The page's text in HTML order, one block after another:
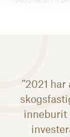
”2021
inneburit